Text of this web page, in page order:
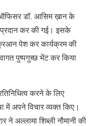
डॉ. आसिम ख़ान के
कर की गई। इसके
पेश कर कार्यक्रम की
पुष्पगुच्छ भेंट कर किया
करने के लिए
में अपने विचार व्यक्त किए।
ने अल्लामा शिब्ली नौमानी की